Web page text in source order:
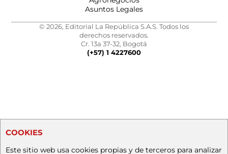
Asuntos Legales
© 2026, Editorial La República S.A.S. Todos los
derechos reservados.
Cr. 13a 37-32, Bogotá
(+57) 1 4227600
COOKIES
Este sitio web usa cookies propias y de terceros para analizar